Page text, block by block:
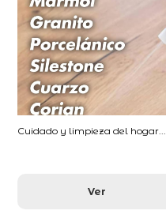
Cuidado y limpieza del hogar...
Ver